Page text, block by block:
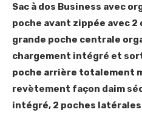
Sac à dos Business avec
poche avant zippée avec
grande poche centrale
chargement intégré et
poche arrière totalement
revètement façon daim
intégré, 2 poches